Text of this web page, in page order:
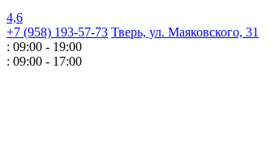
4,6
+7 (958) 193-57-73 Тверь, ул. Маяковского, 31
: 09:00 - 19:00
: 09:00 - 17:00